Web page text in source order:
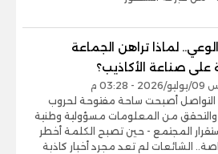
لماذا تراهن الجماعة
على صناعة الأكاذيب؟
03:28 م
أصبحت ساحة مفتوحة لحروب
والتحقق من المعلومات مسؤولية وطنية
المجتمع - حين تصبح الكلمة أخطر
الشائعات لم تعد مجرد أخبار كاذبة